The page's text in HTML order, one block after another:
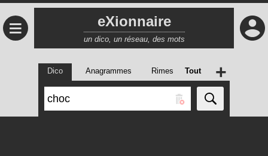
≡ eXionnaire
un dico, un réseau, des mots
Dico Anagrammes Rimes Tout +